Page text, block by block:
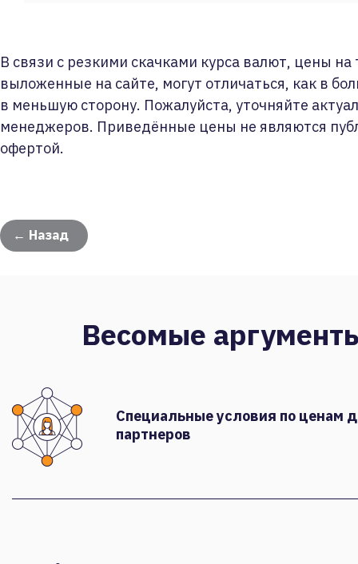
В связи с резкими скачками курса валют, цены на
выложенные на сайте, могут отличаться, как в
в меньшую сторону. Пожалуйста, уточняйте
менеджеров. Приведённые цены не являются
офертой.
← Назад
Весомые
Специальные условия по ценам
партнеров